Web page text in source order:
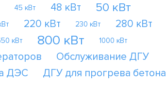
45 кВт 48 кВт 50 кВт
220 кВт 230 кВт 280 кВт
кВт 800 кВт 1000 кВт
Обслуживание ДГУ
ДЭС
ДГУ для прогрева бетона